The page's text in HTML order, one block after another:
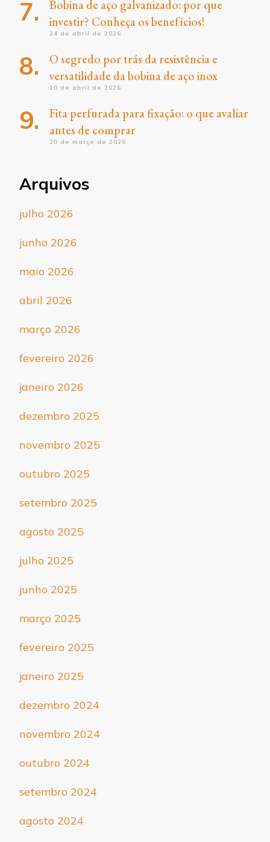
Bobina de aço galvanizado: por que
investir? Conheça os benefícios!
24 de abril de 2026
O segredo por trás da resistência e
versatilidade da bobina de aço inox
10 de abril de 2026
Fita perfurada para fixação: o que avaliar
antes de comprar
20 de março de 2026
Arquivos
julho 2026
junho 2026
maio 2026
abril 2026
março 2026
fevereiro 2026
janeiro 2026
dezembro 2025
novembro 2025
outubro 2025
setembro 2025
agosto 2025
julho 2025
junho 2025
março 2025
fevereiro 2025
janeiro 2025
dezembro 2024
novembro 2024
outubro 2024
setembro 2024
agosto 2024